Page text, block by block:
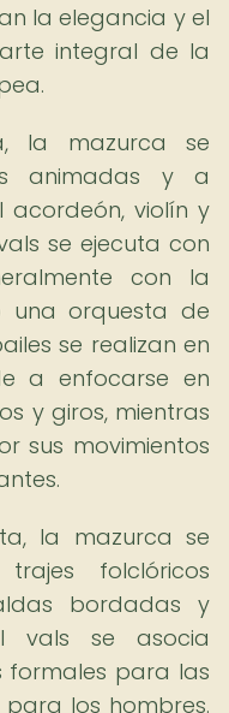
la elegancia y el
integral de la
la mazurca se
animadas y a
acordeón, violín y
se ejecuta con
con la
una orquesta de
se realizan en
a enfocarse en
y giros, mientras
sus movimientos
la mazurca se
folclóricos
bordadas y
vals se asocia
formales para las
los hombres.